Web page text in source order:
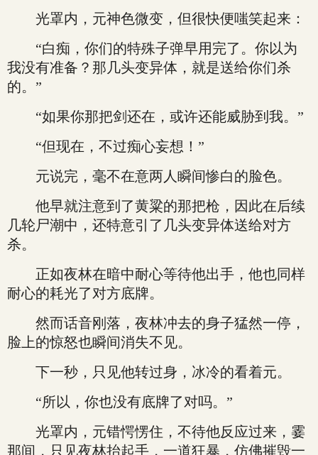
光罩内，元神色微变，但很快便嗤笑起来：
“白痴，你们的特殊子弹早用完了。你以为
我没有准备？那几头变异体，就是送给你们杀
的。”
“如果你那把剑还在，或许还能威胁到我。”
“但现在，不过痴心妄想！”
元说完，毫不在意两人瞬间惨白的脸色。
他早就注意到了黄粱的那把枪，因此在后续
几轮尸潮中，还特意引了几头变异体送给对方
杀。
正如夜林在暗中耐心等待他出手，他也同样
耐心的耗光了对方底牌。
然而话音刚落，夜林冲去的身子猛然一停，
脸上的惊怒也瞬间消失不见。
下一秒，只见他转过身，冰冷的看着元。
“所以，你也没有底牌了对吗。”
光罩内，元错愕愣住，不待他反应过来，霎
那间，只见夜林抬起手，一道狂暴，仿佛摧毁一